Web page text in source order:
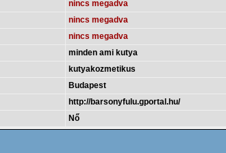
nincs megadva
nincs megadva
nincs megadva
minden ami kutya
kutyakozmetikus
Budapest
http://barsonyfulu.gportal.hu/
Nő